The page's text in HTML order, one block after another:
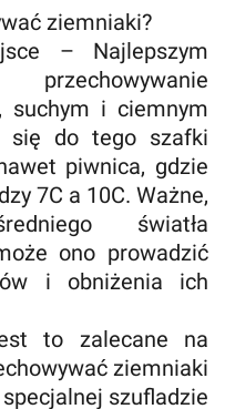
ziemniaki?
– Najlepszym
suchym i ciemnym
się do tego szafki
piwnica, gdzie
7C a 10C. Ważne,
światła
ono prowadzić
i obniżenia ich
to zalecane na
ziemniaki
szufladzie